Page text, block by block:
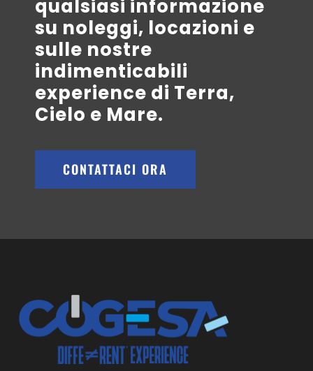
qualsiasi informazione
su noleggi, locazioni e
sulle nostre
indimenticabili
experience di Terra,
Cielo e Mare.
CONTATTACI ORA